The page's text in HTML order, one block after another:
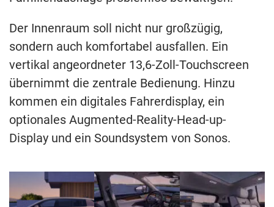
Der Innenraum soll nicht nur großzügig,
sondern auch komfortabel ausfallen. Ein
vertikal angeordneter 13,6-Zoll-Touchscreen
übernimmt die zentrale Bedienung. Hinzu
kommen ein digitales Fahrerdisplay, ein
optionales Augmented-Reality-Head-up-
Display und ein Soundsystem von Sonos.